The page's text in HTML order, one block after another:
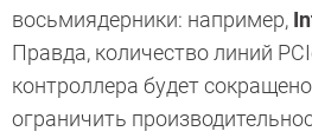
восьмиядерники: например,
Правда, количество линий
контроллера будет
ограничить